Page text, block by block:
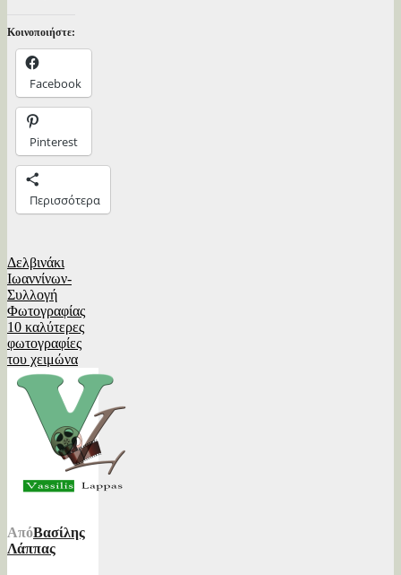
Κοινοποιήστε:
Facebook
Pinterest
Περισσότερα
Πλοήγηση
άρθρων
Δελβινάκι
Ιωαννίνων-
Συλλογή
Φωτογραφίας
10 καλύτερες
φωτογραφίες
του χειμώνα
ΑπόΒασίλης
Λάππας